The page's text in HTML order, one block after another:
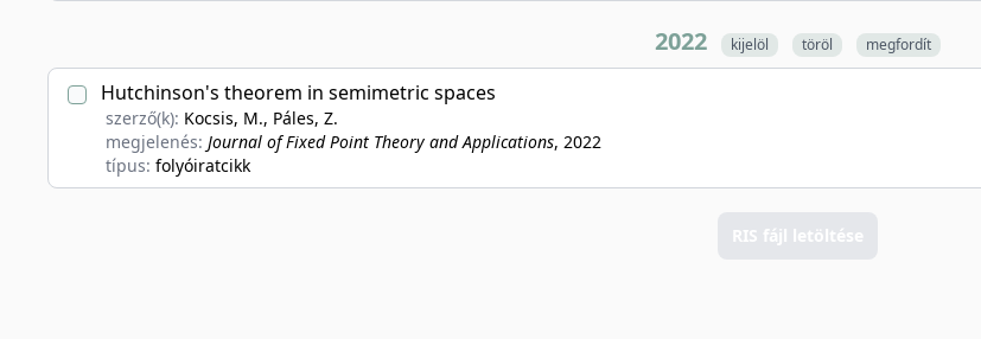
2022 kijelöl töröl megfordít
Hutchinson's theorem in semimetric spaces
szerző(k): Kocsis, M., Páles, Z.
megjelenés: Journal of Fixed Point Theory and Applications, 2022
típus: folyóiratcikk
RIS fájl letöltése